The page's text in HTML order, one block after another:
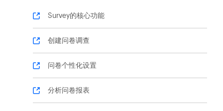
Survey的核心功能
创建问卷调查
问卷个性化设置
分析问卷报表